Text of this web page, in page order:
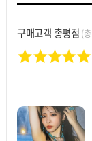
구매고객 총평점 (총